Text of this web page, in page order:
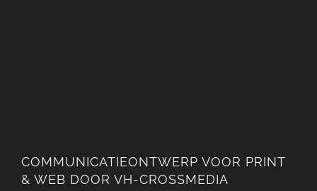
COMMUNICATIEONTWERP VOOR PRINT
& WEB DOOR VH-CROSSMEDIA